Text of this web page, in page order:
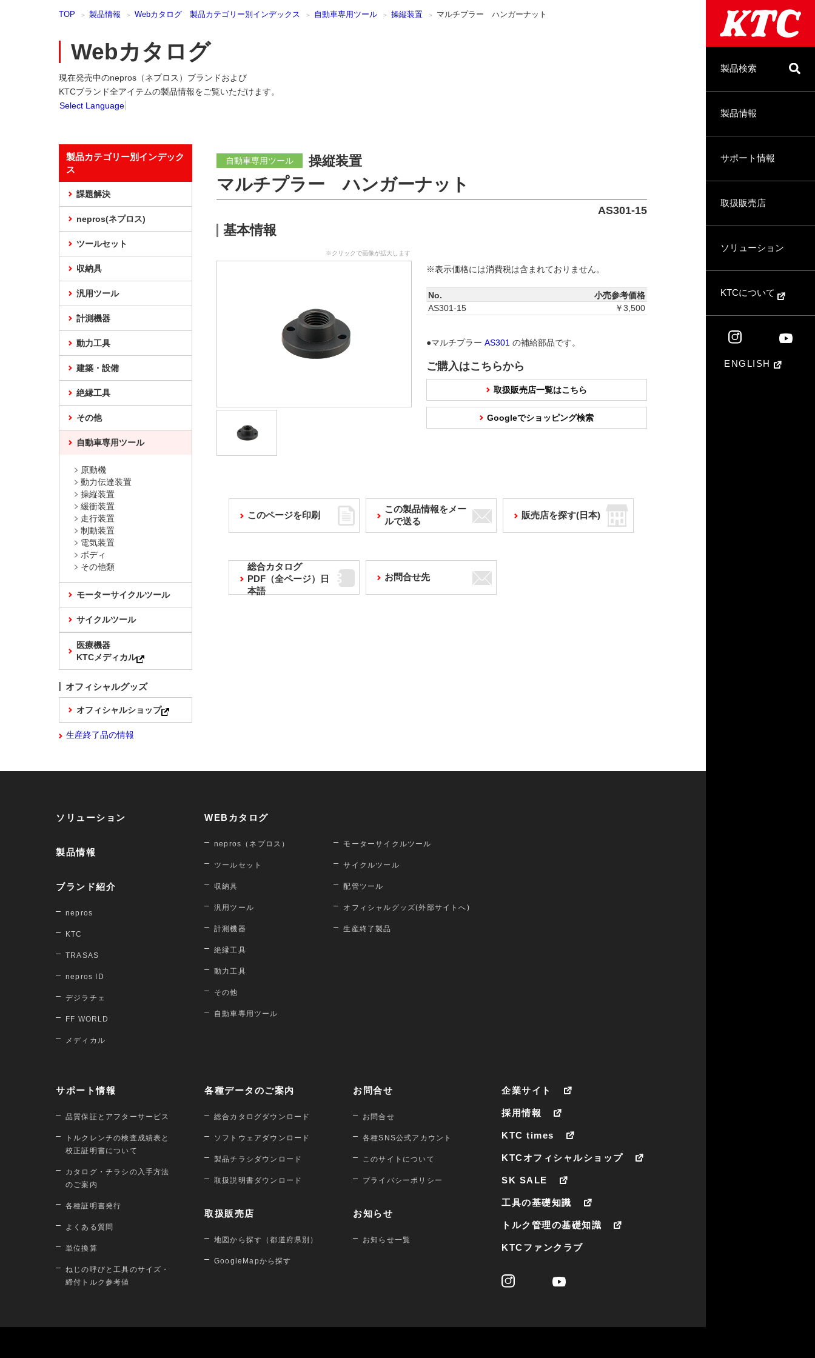
製品検索
製品情報
サポート情報
取扱販売店
ソリューション
KTCについて
ENGLISH
TOP 製品情報 Webカタログ 製品カテゴリー別インデックス 自動車専用ツール 操縦装置 マルチプラー ハンガーナット
Webカタログ
現在発売中のnepros（ネプロス）ブランドおよび
KTCブランド全アイテムの製品情報をご覧いただけます。
Select Language
自動車専用ツール 操縦装置
マルチプラー ハンガーナット
AS301-15
基本情報
※クリックで画像が拡大します
※表示価格には消費税は含まれておりません。
No.
小売参考価格
AS301-15
￥3,500
●マルチプラー AS301 の補給部品です。
ご購入はこちらから
取扱販売店一覧はこちら
Googleでショッピング検索
このページを印刷
この製品情報をメー
ルで送る
販売店を探す(日本)
総合カタログ
PDF（全ページ）日
本語
お問合せ先
製品カテゴリー別インデック
ス
課題解決
nepros(ネプロス)
ツールセット
収納具
汎用ツール
計測機器
動力工具
建築・設備
絶縁工具
その他
自動車専用ツール
原動機
動力伝達装置
操縦装置
緩衝装置
走行装置
制動装置
電気装置
ボディ
その他類
モーターサイクルツール
サイクルツール
医療機器
KTCメディカル
オフィシャルグッズ
オフィシャルショップ
生産終了品の情報
ソリューション
製品情報
ブランド紹介
nepros
KTC
TRASAS
nepros ID
デジラチェ
FF WORLD
メディカル
WEBカタログ
nepros（ネプロス）
ツールセット
収納具
汎用ツール
計測機器
絶縁工具
動力工具
その他
自動車専用ツール
モーターサイクルツール
サイクルツール
配管ツール
オフィシャルグッズ(外部サイトへ)
生産終了製品
サポート情報
品質保証とアフターサービス
トルクレンチの検査成績表と
校正証明書について
カタログ・チラシの入手方法
のご案内
各種証明書発行
よくある質問
単位換算
ねじの呼びと工具のサイズ・
締付トルク参考値
各種データのご案内
総合カタログダウンロード
ソフトウェアダウンロード
製品チラシダウンロード
取扱説明書ダウンロード
取扱販売店
地図から探す（都道府県別）
GoogleMapから探す
お問合せ
お問合せ
各種SNS公式アカウント
このサイトについて
プライバシーポリシー
お知らせ
お知らせ一覧
企業サイト
採用情報
KTC times
KTCオフィシャルショップ
SK SALE
工具の基礎知識
トルク管理の基礎知識
KTCファンクラブ